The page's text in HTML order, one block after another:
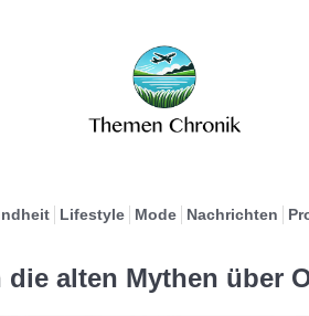
Lifestyle Mode Nachrichten
die alten Mythen über